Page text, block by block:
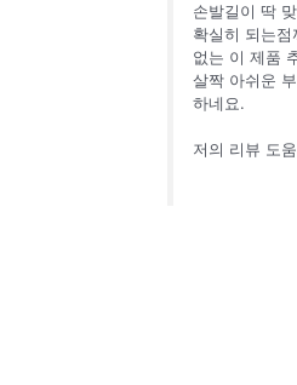
손발길이 딱
확실히 되는
없는 이 제품
살짝 아쉬운
하네요.
저의 리뷰 도